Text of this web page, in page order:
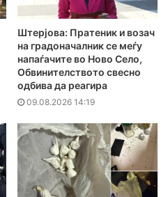
Штерјова: Пратеник и возач
на градоначалник се меѓу
напаѓачите во Ново Село,
Обвинителството свесно
одбива да реагира
09.08.2026 14:19